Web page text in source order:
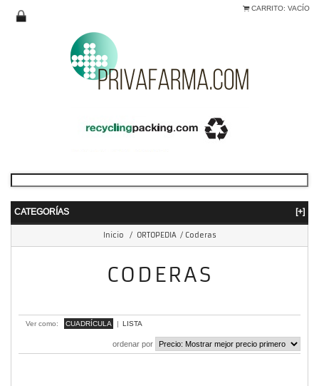
CARRITO: VACÍO
CATEGORÍAS [+]
Inicio / ORTOPEDIA / Coderas
CODERAS
Ver como: CUADRÍCULA | LISTA
ordenar por